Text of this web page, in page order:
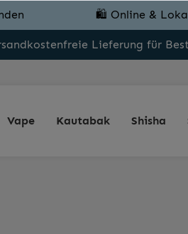
🛍️ Online &
Lieferung für
Vape Kautabak Shisha